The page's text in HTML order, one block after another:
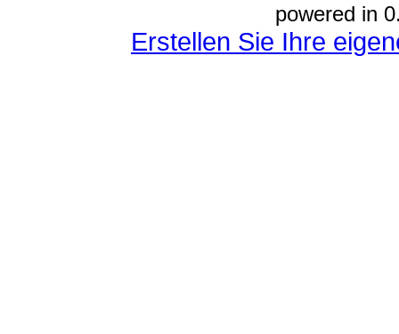
powered in
Erstellen Sie Ihre